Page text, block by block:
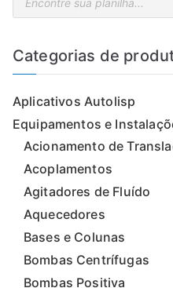
s
r
r
d
Categorias de
Aplicativos Autolisp
Equipamentos e
Acionamento de
Acoplamentos
Agitadores de Fluído
Aquecedores
Bases e Colunas
Bombas Centrífugas
Bombas Positiva